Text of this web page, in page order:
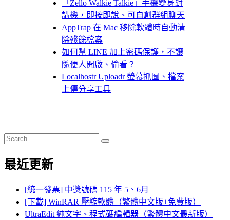
「Zello Walkie Talkie」手機變身對
講機，即按即說、可自創群組聊天
AppTrap 在 Mac 移除軟體時自動清
除殘餘檔案
如何幫 LINE 加上密碼保護，不讓
隨便人開啟、偷看？
Localhostr Uploadr 螢幕抓圖、檔案
上傳分享工具
Search
for:
Search
最近更新
[統一發票] 中獎號碼 115 年 5、6月
[下載] WinRAR 壓縮軟體（繁體中文版+免費版）
UltraEdit 純文字、程式碼編輯器（繁體中文最新版）